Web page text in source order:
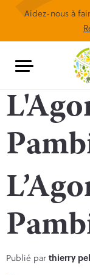
Aidez-nous à
Publié parthierry